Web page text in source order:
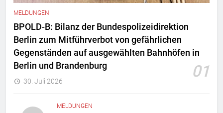
MELDUNGEN
BPOLD-B: Bilanz der Bundespolizeidirektion
Berlin zum Mitführverbot von gefährlichen
Gegenständen auf ausgewählten Bahnhöfen in
Berlin und Brandenburg
01
30. Juli 2026
MELDUNGEN